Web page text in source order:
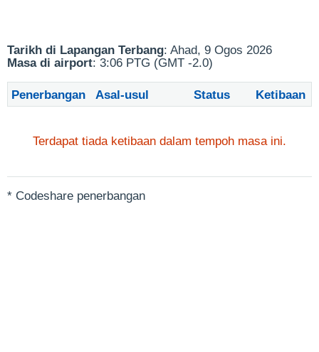
Tarikh di Lapangan Terbang: Ahad, 9 Ogos 2026
Masa di airport: 3:06 PTG (GMT -2.0)
Penerbangan Asal-usul Status Ketibaan
Terdapat tiada ketibaan dalam tempoh masa ini.
* Codeshare penerbangan